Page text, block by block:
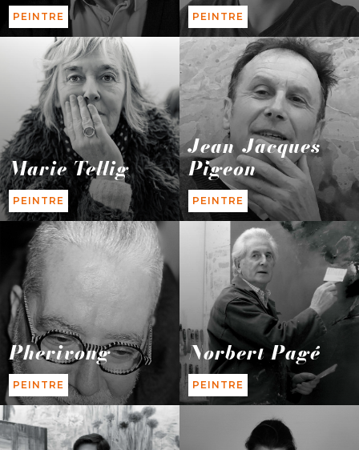
PEINTRE PEINTRE
Marie Tellig
PEINTRE
Jean-Jacques
Pigeon
PEINTRE
Pherivong
PEINTRE
Norbert Pagé
PEINTRE